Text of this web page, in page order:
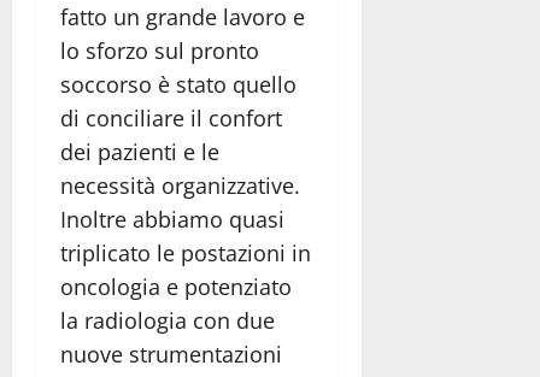
fatto un grande lavoro e
lo sforzo sul pronto
soccorso è stato quello
di conciliare il confort
dei pazienti e le
necessità organizzative.
Inoltre abbiamo quasi
triplicato le postazioni in
oncologia e potenziato
la radiologia con due
nuove strumentazioni